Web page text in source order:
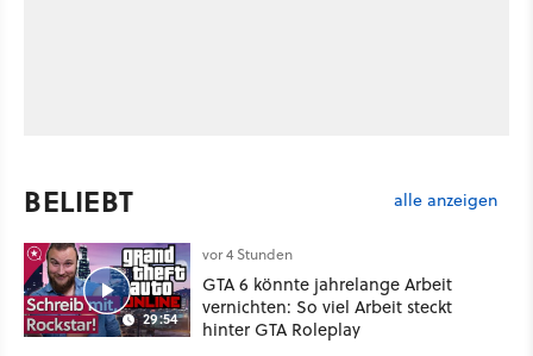
BELIEBT alle anzeigen
29:54
vor 4 Stunden
GTA 6 könnte jahrelange Arbeit
vernichten: So viel Arbeit steckt
hinter GTA Roleplay